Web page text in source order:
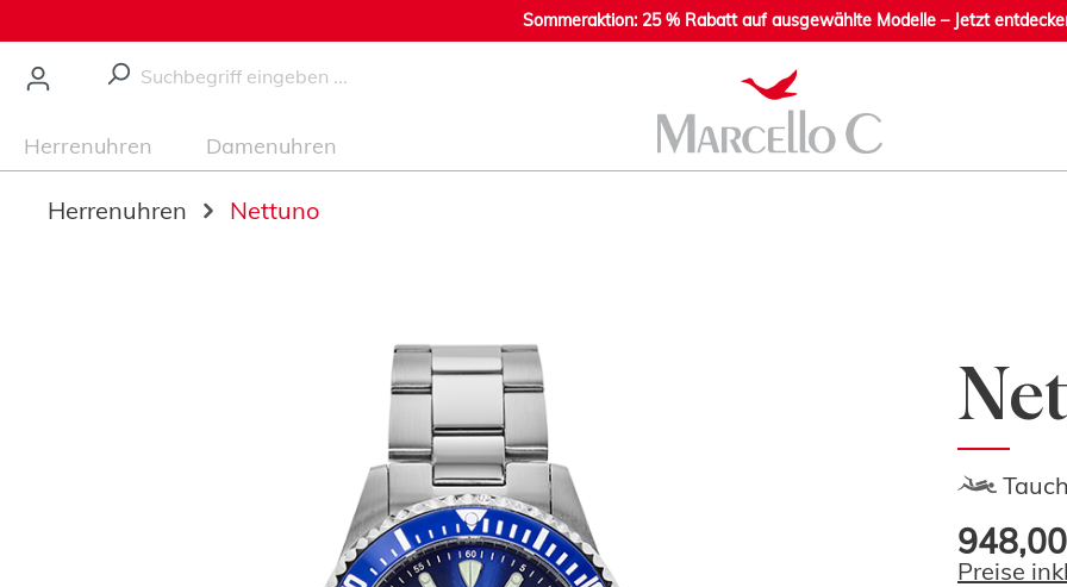
Sommeraktion: 25 % Rabatt auf ausgewählte Modelle – Jetzt
Herrenuhren Damenuhren
Herrenuhren Nettuno
Preise